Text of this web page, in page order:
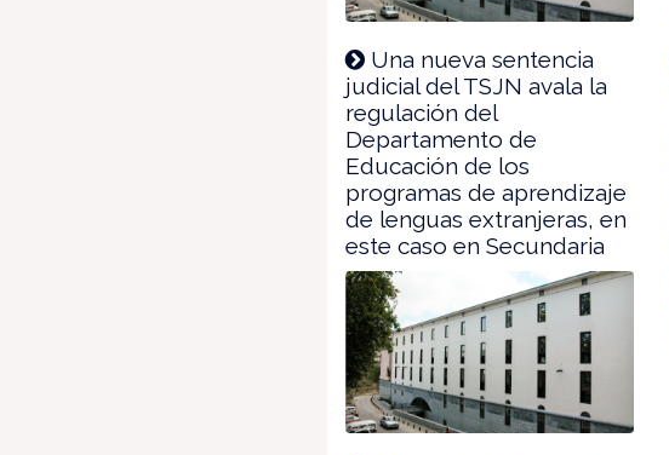
Una nueva sentencia
judicial del TSJN avala la
regulación del
Departamento de
Educación de los
programas de aprendizaje
de lenguas extranjeras, en
este caso en Secundaria